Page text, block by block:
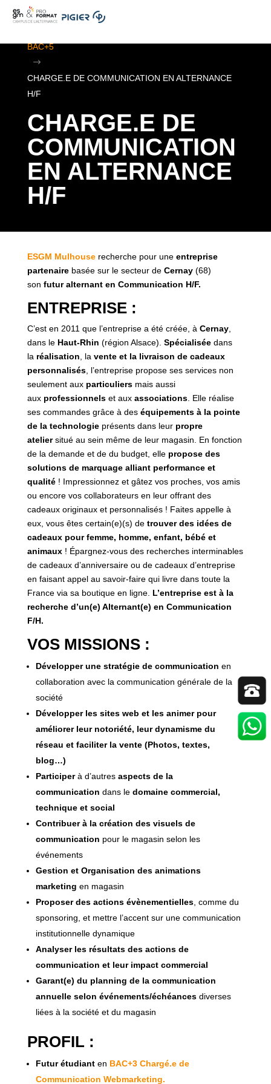
BAC+5
$
CHARGE.E DE COMMUNICATION EN ALTERNANCE
H/F
CHARGE.E DE
COMMUNICATION
EN ALTERNANCE
H/F
ESGM Mulhouserecherche pour une entreprise
partenairebasée sur le secteur de Cernay(68)
son futur alternant en Communication H/F.
ENTREPRISE :
C’est en 2011 que l’entreprise a été créée, à Cernay,
dans le Haut-Rhin (région Alsace). Spécialiséedans
la réalisation , la vente et la livraison de cadeaux
personnalisés, l’entreprise propose ses services non
seulement aux particuliersmais aussi
aux professionnelset aux associations. Elle réalise
ses commandes grâce à des équipements à la pointe
de la technologieprésents dans leur propre
ateliersitué au sein même de leur magasin. En fonction
de la demande et de du budget, elle propose des
solutions de marquage alliant performance et
qualité! Impressionnez et gâtez vos proches, vos amis
ou encore vos collaborateurs en leur offrant des
cadeaux originaux et personnalisés ! Faites appelle à
eux, vous êtes certain(e)(s) de trouver des idées de
cadeaux pour femme, homme, enfant, bébé et
animaux ! Épargnez-vous des recherches interminables
de cadeaux d’anniversaire ou de cadeaux d’entreprise
en faisant appel au savoir-faire qui livre dans toute la
France via sa boutique en ligne. L’entreprise est à la
recherche d’un(e) Alternant(e) en Communication
F/H.
VOS MISSIONS :
Développer une stratégie de communication en
collaboration avec la communication générale de la
société
Développer les sites web et les animer pour
améliorer leur notoriété, leur dynamisme du
réseau et faciliter la vente (Photos, textes,
blog…)
Participerà d’autres aspects de la
communication dans le domaine commercial,
technique et social
Contribuer à la création des visuels de
communication pour le magasin selon les
événements
Gestion et Organisation des animations
marketing en magasin
Proposer des actions évènementielles, comme du
sponsoring, et mettre l’accent sur une communication
institutionnelle dynamique
Analyser les résultats des actions de
communication et leur impact commercial
Garant(e) du planning de la communication
annuelle selon événements/échéancesdiverses
liées à la société et du magasin
PROFIL :
Futur étudiant en BAC+3 Chargé.e de
Communication Webmarketing.